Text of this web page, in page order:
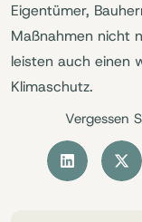
Eigentümer,
Maßnahmen nicht
leisten auch einen
Klimaschutz.
Vergessen